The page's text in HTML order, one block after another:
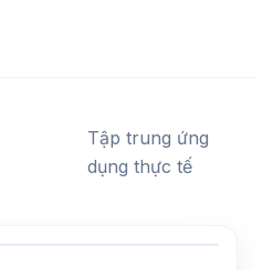
Tập trung ứng
dụng thực tế